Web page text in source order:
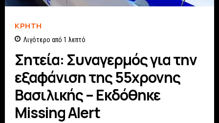
ΚΡΗΤΗ
Λιγότερο από 1 λεπτό
Σητεία: Συναγερμός για την
εξαφάνιση της 55χρονης
Βασιλικής – Εκδόθηκε
Μissing Αlert